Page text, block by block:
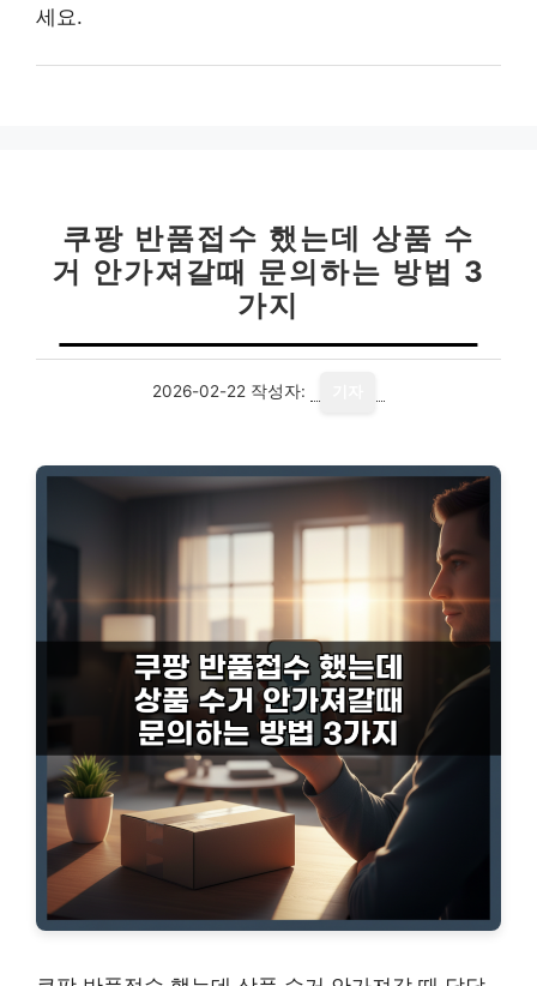
세요.
쿠팡 반품접수 했는데 상품 수
거 안가져갈때 문의하는 방법 3
가지
2026-02-22 작성자: